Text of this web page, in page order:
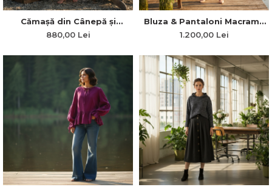
Cămașă din Cânepă și
Bumbac cu Mâneci Bufante
și Închidere la Spate
880,00 Lei
Bluza & Pantaloni Macrame
manuala Zoe
1.200,00 Lei